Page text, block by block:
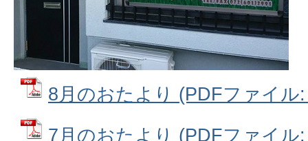
8月のおたより (PDFファイル
7月のおたより (PDFファイル